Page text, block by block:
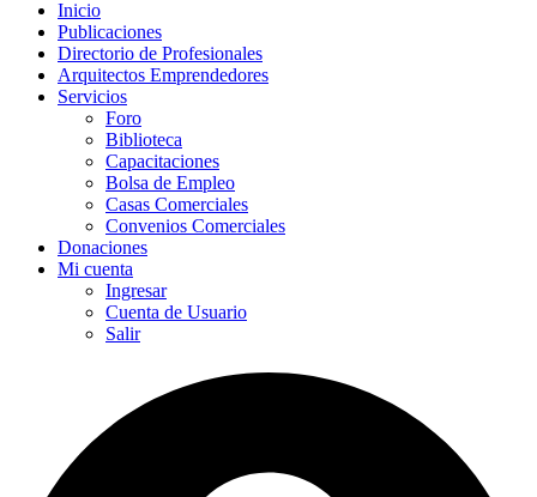
Inicio
Publicaciones
Directorio de Profesionales
Arquitectos Emprendedores
Servicios
Foro
Biblioteca
Capacitaciones
Bolsa de Empleo
Casas Comerciales
Convenios Comerciales
Donaciones
Mi cuenta
Ingresar
Cuenta de Usuario
Salir